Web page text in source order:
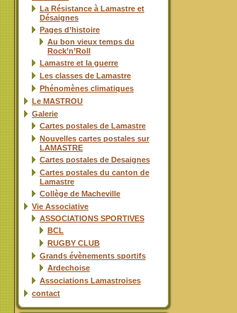
La Résistance à Lamastre et
Désaignes
Pages d’histoire
Au bon vieux temps du
Rock’n’Roll
Lamastre et la guerre
Les classes de Lamastre
Phénomènes climatiques
Le MASTROU
Galerie
Cartes postales de Lamastre
Nouvelles cartes postales sur
LAMASTRE
Cartes postales de Desaignes
Cartes postales du canton de
Lamastre
Collège de Macheville
Vie Associative
ASSOCIATIONS SPORTIVES
BCL
RUGBY CLUB
Grands évènements sportifs
Ardechoise
Associations Lamastroises
contact